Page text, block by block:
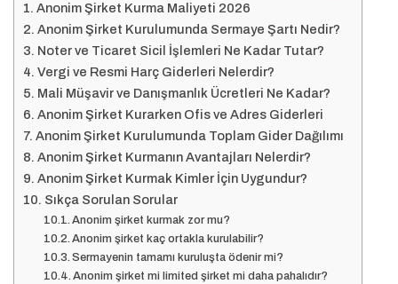
Anonim Şirket Kurma Maliyeti 2026
Anonim Şirket Kurulumunda Sermaye Şartı Nedir?
Noter ve Ticaret Sicil İşlemleri Ne Kadar Tutar?
Vergi ve Resmi Harç Giderleri Nelerdir?
Mali Müşavir ve Danışmanlık Ücretleri Ne Kadar?
Anonim Şirket Kurarken Ofis ve Adres Giderleri
Anonim Şirket Kurulumunda Toplam Gider Dağılımı
Anonim Şirket Kurmanın Avantajları Nelerdir?
Anonim Şirket Kurmak Kimler İçin Uygundur?
Sıkça Sorulan Sorular
Anonim şirket kurmak zor mu?
Anonim şirket kaç ortakla kurulabilir?
Sermayenin tamamı kuruluşta ödenir mi?
Anonim şirket mi limited şirket mi daha pahalıdır?